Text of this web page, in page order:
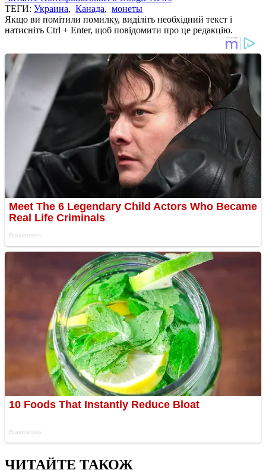
ТЕГИ: Украина, Канада, монеты
Якщо ви помітили помилку, виділіть необхідний текст і
натисніть Ctrl + Enter, щоб повідомити про це редакцію.
ЧИТАЙТЕ ТАКОЖ